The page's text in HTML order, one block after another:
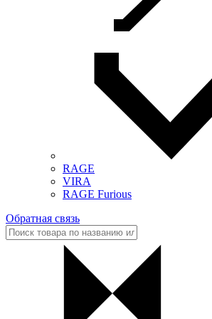
RAGE
VIRA
RAGE Furious
Обратная связь